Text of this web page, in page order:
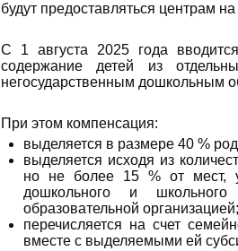
будут предоставляться центрам
С 1 августа 2025 года
содержание детей из
негосударственным дошкольным
При этом компенсация:
выделяется в размере 40 %
выделяется исходя из
но не более 15 % от мест,
дошкольного и школьного
образовательной организацией;
перечисляется на счет
вместе с выделяемыми ей